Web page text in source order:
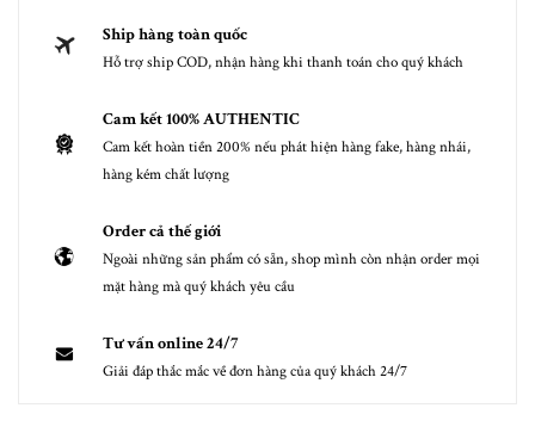
Ship hàng toàn quốc
Hỗ trợ ship COD, nhận hàng khi thanh toán cho quý khách
Cam kết 100% AUTHENTIC
Cam kết hoàn tiền 200% nếu phát hiện hàng fake, hàng nhái,
hàng kém chất lượng
Order cả thế giới
Ngoài những sản phẩm có sẵn, shop mình còn nhận order mọi
mặt hàng mà quý khách yêu cầu
Tư vấn online 24/7
Giải đáp thắc mắc về đơn hàng của quý khách 24/7